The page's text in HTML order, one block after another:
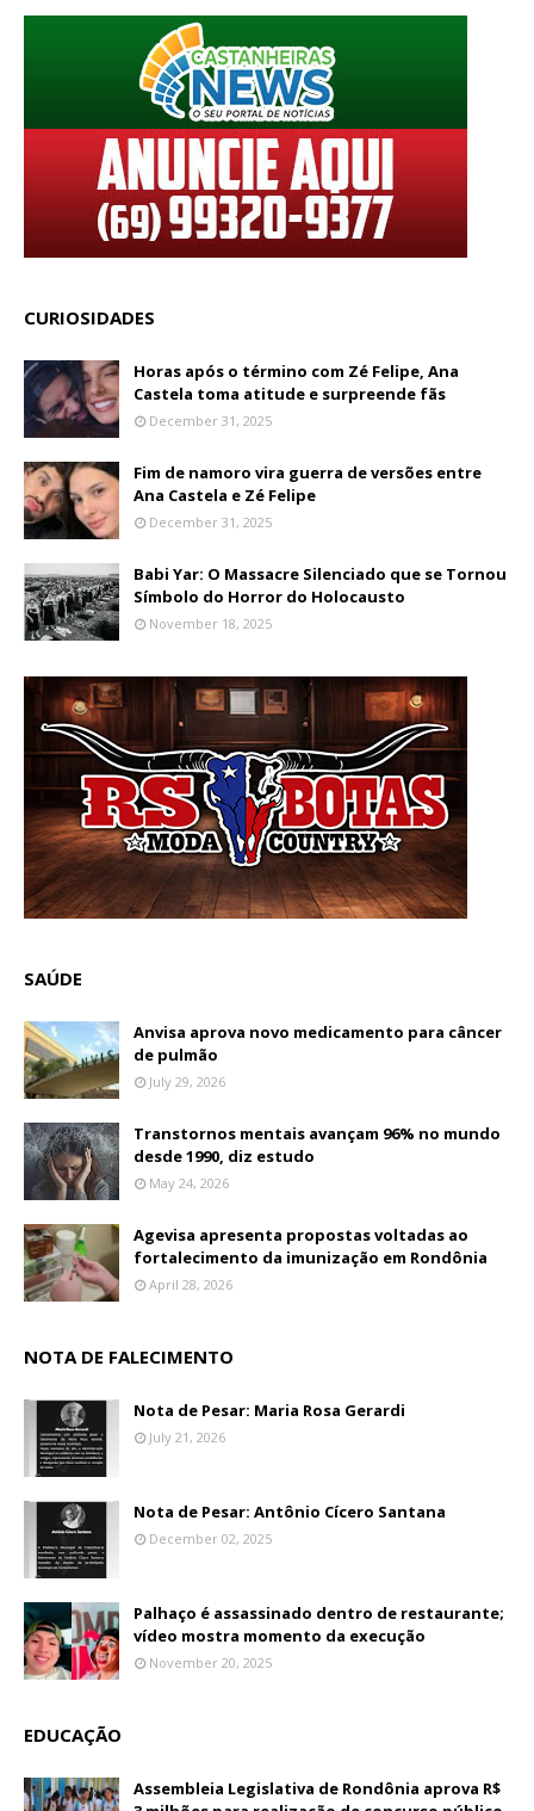
CURIOSIDADES
Horas após o término com Zé Felipe, Ana
Castela toma atitude e surpreende fãs
December 31, 2025
Fim de namoro vira guerra de versões entre
Ana Castela e Zé Felipe
December 31, 2025
Babi Yar: O Massacre Silenciado que se Tornou
Símbolo do Horror do Holocausto
November 18, 2025
SAÚDE
Anvisa aprova novo medicamento para câncer
de pulmão
July 29, 2026
Transtornos mentais avançam 96% no mundo
desde 1990, diz estudo
May 24, 2026
Agevisa apresenta propostas voltadas ao
fortalecimento da imunização em Rondônia
April 28, 2026
NOTA DE FALECIMENTO
Nota de Pesar: Maria Rosa Gerardi
July 21, 2026
Nota de Pesar: Antônio Cícero Santana
December 02, 2025
Palhaço é assassinado dentro de restaurante;
vídeo mostra momento da execução
November 20, 2025
EDUCAÇÃO
Assembleia Legislativa de Rondônia aprova R$